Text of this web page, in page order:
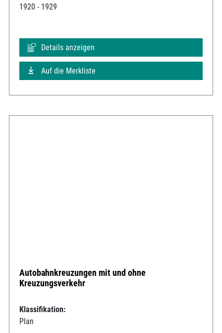
1920 - 1929
Details anzeigen
Auf die Merkliste
Autobahnkreuzungen mit und ohne
Kreuzungsverkehr
Klassifikation:
Plan